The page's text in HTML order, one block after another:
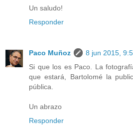
Un saludo!
Responder
Paco Muñoz
8 jun 2015,
Si que los es Paco. La
que estará, Bartolomé la
pública.
Un abrazo
Responder